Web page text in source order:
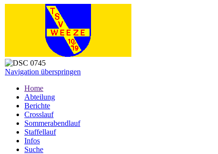
Navigation überspringen
Home
Abteilung
Berichte
Crosslauf
Sommerabendlauf
Staffellauf
Infos
Suche